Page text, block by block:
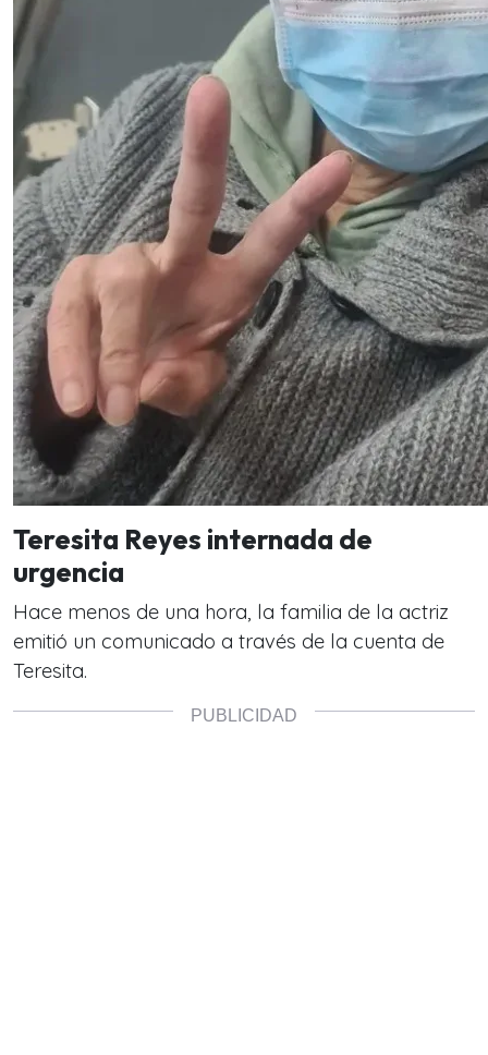
Teresita Reyes internada de
urgencia
Hace menos de una hora, la familia de la actriz
emitió un comunicado a través de la cuenta de
Teresita.